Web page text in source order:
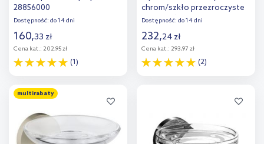
28856000
Dostępność: do 14 dni
160,33 zł
Cena kat.: 202,95 zł
(1)
Dodaj do
porównania
chrom/szkło przezroczyste
40754001
Dostępność: do 14 dni
232,24 zł
Cena kat.: 293,97 zł
(2)
porównania
multirabaty